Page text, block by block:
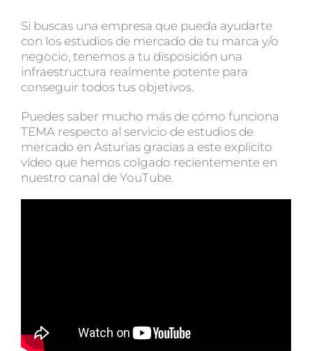
Si buscas una empresa que pueda ayudarte
con los estudios de mercado de tu marca y/o
negocio, tenemos a tu disposición una
infraestructura realmente potente para
conseguir todos tus objetivos.
Puedes saber mucho más de cómo funciona
TEMA respecto al servicio de estudios de
mercado en Asturias gracias a este explicito
vídeo que hemos colgado recientemente en
nuestro canal de YouTube.